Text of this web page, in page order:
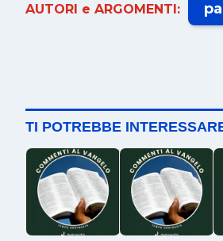
AUTORI e ARGOMENTI:
TI POTREBBE